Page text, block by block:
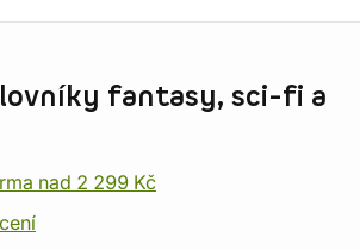
fantasy, sci-fi a
nad 2 299 Kč